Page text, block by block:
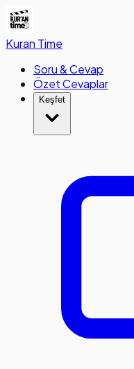
Kuran Time
Soru & Cevap
Özet Cevaplar
Keşfet